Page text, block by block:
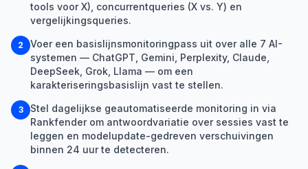
tools voor X), concurrentqueries (X vs. Y) en
vergelijkingsqueries.
2
Voer een basislijnsmonitoringpass uit over alle 7 AI-
systemen — ChatGPT, Gemini, Perplexity, Claude,
DeepSeek, Grok, Llama — om een
karakteriseringsbasislijn vast te stellen.
3
Stel dagelijkse geautomatiseerde monitoring in via
Rankfender om antwoordvariatie over sessies vast te
leggen en modelupdate-gedreven verschuivingen
binnen 24 uur te detecteren.